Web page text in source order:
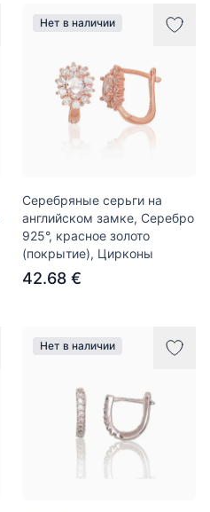
Нет в наличии
Серебряные серьги на
английском замке, Серебро
925°, красное золото
(покрытие), Цирконы
42.68 €
Нет в наличии